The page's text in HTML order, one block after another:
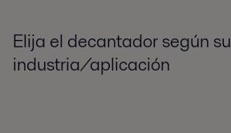
Elija el decantador según su
industria/aplicación